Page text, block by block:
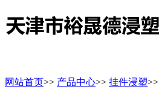
网站首页>> 产品中心>> 挂件浸塑>>